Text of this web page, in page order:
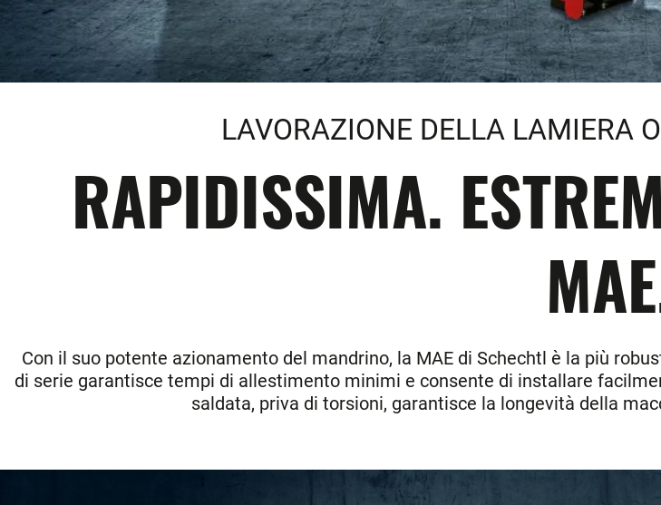
LAVORAZIONE DELLA LAMIERA
RAPIDISSIMA.
Con il suo potente azionamento del mandrino, la MAE di Schechtl è la più
di serie garantisce tempi di allestimento minimi e consente di installare
saldata, priva di torsioni, garantisce la longevità della